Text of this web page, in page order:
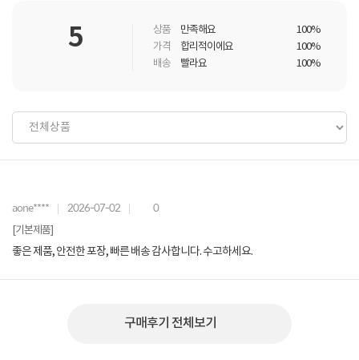
5 상품 만족해요
100%
가격
합리적이에요
100%
배송
빨라요 100%
aone**** 2026-07-02 0
[기본제품]
좋은 제품, 안전한 포장, 빠른 배송 감사합니다. 수고하세요.
구매후기 전체보기